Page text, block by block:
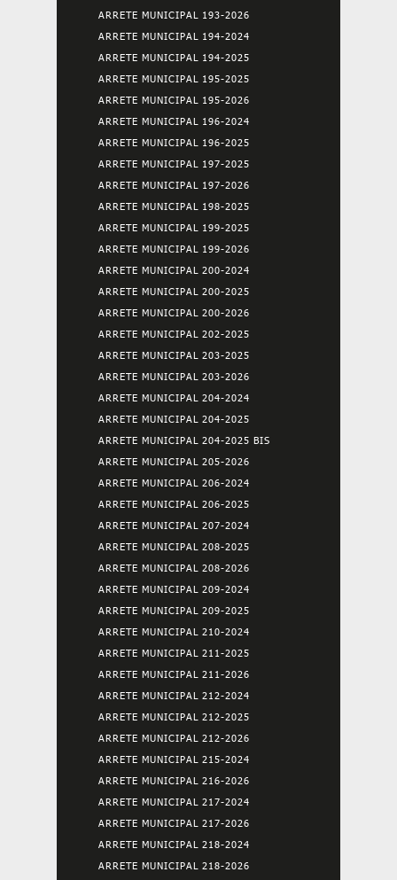
ARRETE MUNICIPAL 193-2026
ARRETE MUNICIPAL 194-2024
ARRETE MUNICIPAL 194-2025
ARRETE MUNICIPAL 195-2025
ARRETE MUNICIPAL 195-2026
ARRETE MUNICIPAL 196-2024
ARRETE MUNICIPAL 196-2025
ARRETE MUNICIPAL 197-2025
ARRETE MUNICIPAL 197-2026
ARRETE MUNICIPAL 198-2025
ARRETE MUNICIPAL 199-2025
ARRETE MUNICIPAL 199-2026
ARRETE MUNICIPAL 200-2024
ARRETE MUNICIPAL 200-2025
ARRETE MUNICIPAL 200-2026
ARRETE MUNICIPAL 202-2025
ARRETE MUNICIPAL 203-2025
ARRETE MUNICIPAL 203-2026
ARRETE MUNICIPAL 204-2024
ARRETE MUNICIPAL 204-2025
ARRETE MUNICIPAL 204-2025 BIS
ARRETE MUNICIPAL 205-2026
ARRETE MUNICIPAL 206-2024
ARRETE MUNICIPAL 206-2025
ARRETE MUNICIPAL 207-2024
ARRETE MUNICIPAL 208-2025
ARRETE MUNICIPAL 208-2026
ARRETE MUNICIPAL 209-2024
ARRETE MUNICIPAL 209-2025
ARRETE MUNICIPAL 210-2024
ARRETE MUNICIPAL 211-2025
ARRETE MUNICIPAL 211-2026
ARRETE MUNICIPAL 212-2024
ARRETE MUNICIPAL 212-2025
ARRETE MUNICIPAL 212-2026
ARRETE MUNICIPAL 215-2024
ARRETE MUNICIPAL 216-2026
ARRETE MUNICIPAL 217-2024
ARRETE MUNICIPAL 217-2026
ARRETE MUNICIPAL 218-2024
ARRETE MUNICIPAL 218-2026